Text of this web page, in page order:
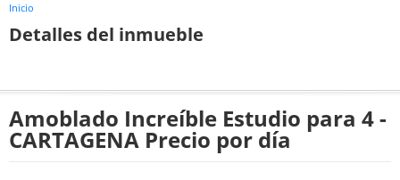
Inicio
Detalles del inmueble
Amoblado Increíble Estudio para 4 -
CARTAGENA Precio por día